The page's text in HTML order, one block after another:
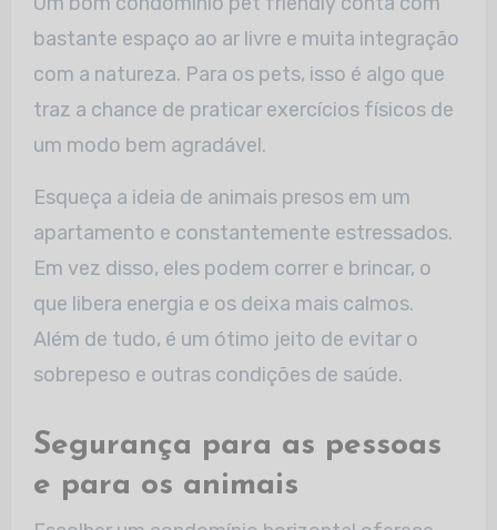
bastante espaço ao ar livre e muita integração
com a natureza. Para os pets, isso é algo que
traz a chance de praticar exercícios físicos de
um modo bem agradável.
Esqueça a ideia de animais presos em um
apartamento e constantemente estressados.
Em vez disso, eles podem correr e brincar, o
que libera energia e os deixa mais calmos.
Além de tudo, é um ótimo jeito de evitar o
sobrepeso e outras condições de saúde.
Segurança para as pessoas
e para os animais